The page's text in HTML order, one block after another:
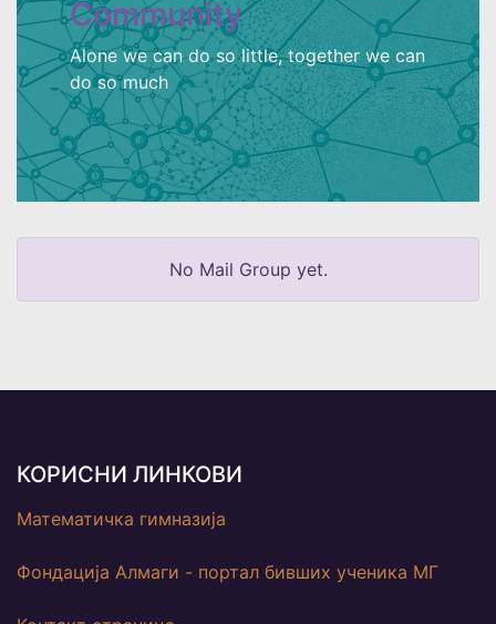
Community
Alone we can do so little, together we can
do so much
No Mail Group yet.
КОРИСНИ ЛИНКОВИ
Математичка гимназија
Фондација Алмаги - портал бивших ученика МГ